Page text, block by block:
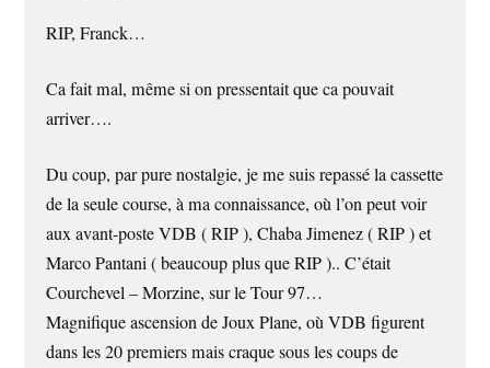
RIP, Franck…
Ca fait mal, même si on pressentait que ca pouvait
arriver….
Du coup, par pure nostalgie, je me suis repassé la cassette
de la seule course, à ma connaissance, où l’on peut voir
aux avant-poste VDB ( RIP ), Chaba Jimenez ( RIP ) et
Marco Pantani ( beaucoup plus que RIP ).. C’était
Courchevel – Morzine, sur le Tour 97…
Magnifique ascension de Joux Plane, où VDB figurent
dans les 20 premiers mais craque sous les coups de